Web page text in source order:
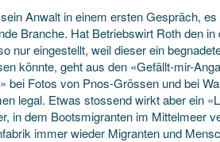
Anwalt in einem ersten Gespräch,
Branche. Hat Betriebswirt Roth den in
nur eingestellt, weil dieser ein
könnte, geht aus den «Gefällt-mir-
Fotos von Pnos-Grössen und bei
legal. Etwas stossend wirkt aber ein
in dem Bootsmigranten im Mittelmeer
immer wieder Migranten und